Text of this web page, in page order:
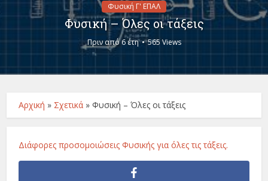
Φυσική Γ' ΕΠΑΛ
Φυσική – Όλες οι τάξεις
Πριν από 6 έτη 565 Views
Αρχική » Σχετικά »Φυσική – Όλες οι τάξεις
Διάφορες προσομοιώσεις Φυσικής για όλες τις τάξεις.